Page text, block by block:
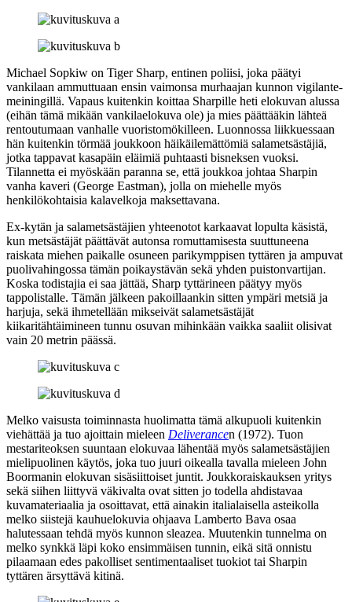
Michael Sopkiw on Tiger Sharp, entinen poliisi, joka päätyi
vankilaan ammuttuaan ensin vaimonsa murhaajan kunnon vigilante-
meiningillä. Vapaus kuitenkin koittaa Sharpille heti elokuvan alussa
(eihän tämä mikään vankilaelokuva ole) ja mies päättääkin lähteä
rentoutumaan vanhalle vuoristomökilleen. Luonnossa liikkuessaan
hän kuitenkin törmää joukkoon häikäilemättömiä salametsästäjiä,
jotka tappavat kasapäin eläimiä puhtaasti bisneksen vuoksi.
Tilannetta ei myöskään paranna se, että joukkoa johtaa Sharpin
vanha kaveri (George Eastman), jolla on miehelle myös
henkilökohtaisia kalavelkoja maksettavana.
Ex‑kytän ja salametsästäjien yhteenotot karkaavat lopulta käsistä,
kun metsästäjät päättävät autonsa romuttamisesta suuttuneena
raiskata miehen paikalle osuneen parikymppisen tyttären ja ampuvat
puolivahingossa tämän poikaystävän sekä yhden puistonvartijan.
Koska todistajia ei saa jättää, Sharp tyttärineen päätyy myös
tappolistalle. Tämän jälkeen pakoillaankin sitten ympäri metsiä ja
harjuja, sekä ihmetellään mikseivät salametsästäjät
kiikaritähtäimineen tunnu osuvan mihinkään vaikka saaliit olisivat
vain 20 metrin päässä.
Melko vaisusta toiminnasta huolimatta tämä alkupuoli kuitenkin
viehättää ja tuo ajoittain mieleen Deliverancen (1972). Tuon
mestariteoksen suuntaan elokuvaa lähentää myös salametsästäjien
mielipuolinen käytös, joka tuo juuri oikealla tavalla mieleen John
Boormanin elokuvan sisäsiittoiset juntit. Joukkoraiskauksen yritys
sekä siihen liittyvä väkivalta ovat sitten jo todella ahdistavaa
kuvamateriaalia ja osoittavat, että ainakin italialaisella asteikolla
melko siistejä kauhuelokuvia ohjaava Lamberto Bava osaa
halutessaan tehdä myös kunnon sleazea. Muutenkin tunnelma on
melko synkkä läpi koko ensimmäisen tunnin, eikä sitä onnistu
pilaamaan edes pakolliset sentimentaaliset tuokiot tai Sharpin
tyttären ärsyttävä kitinä.